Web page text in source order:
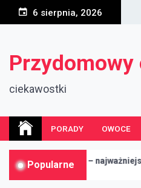
6 sierpnia, 2026
ciekawostki
PORADY OWOCE
Popularne
– najważniejsze